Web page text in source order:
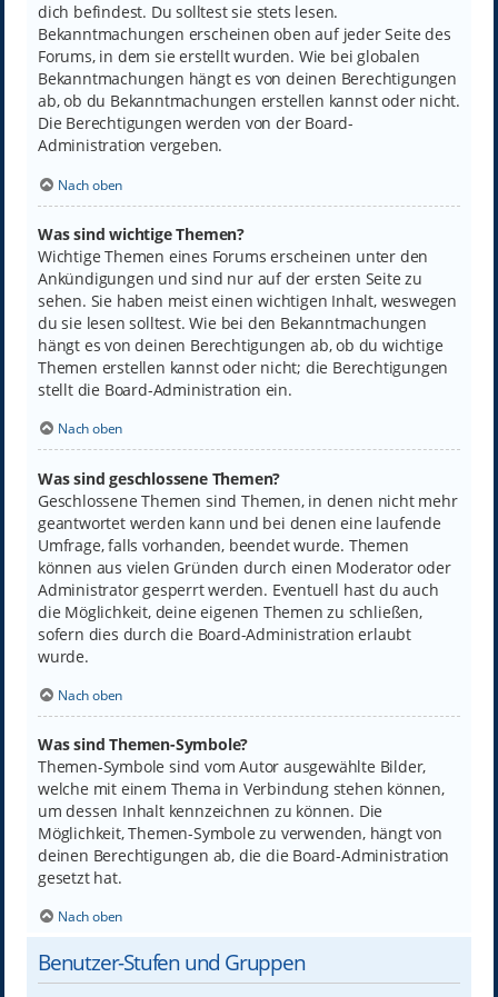
dich befindest. Du solltest sie stets lesen.
Bekanntmachungen erscheinen oben auf jeder Seite des
Forums, in dem sie erstellt wurden. Wie bei globalen
Bekanntmachungen hängt es von deinen Berechtigungen
ab, ob du Bekanntmachungen erstellen kannst oder nicht.
Die Berechtigungen werden von der Board-
Administration vergeben.
Nach oben
Was sind wichtige Themen?
Wichtige Themen eines Forums erscheinen unter den
Ankündigungen und sind nur auf der ersten Seite zu
sehen. Sie haben meist einen wichtigen Inhalt, weswegen
du sie lesen solltest. Wie bei den Bekanntmachungen
hängt es von deinen Berechtigungen ab, ob du wichtige
Themen erstellen kannst oder nicht; die Berechtigungen
stellt die Board-Administration ein.
Nach oben
Was sind geschlossene Themen?
Geschlossene Themen sind Themen, in denen nicht mehr
geantwortet werden kann und bei denen eine laufende
Umfrage, falls vorhanden, beendet wurde. Themen
können aus vielen Gründen durch einen Moderator oder
Administrator gesperrt werden. Eventuell hast du auch
die Möglichkeit, deine eigenen Themen zu schließen,
sofern dies durch die Board-Administration erlaubt
wurde.
Nach oben
Was sind Themen-Symbole?
Themen-Symbole sind vom Autor ausgewählte Bilder,
welche mit einem Thema in Verbindung stehen können,
um dessen Inhalt kennzeichnen zu können. Die
Möglichkeit, Themen-Symbole zu verwenden, hängt von
deinen Berechtigungen ab, die die Board-Administration
gesetzt hat.
Nach oben
Benutzer-Stufen und Gruppen